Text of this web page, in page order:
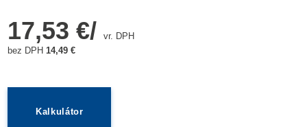
17,53 €/vr. DPH
bez DPH 14,49 €
Kalkulátor